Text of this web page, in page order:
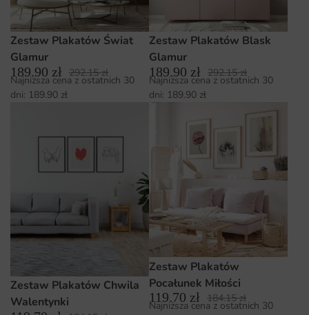
Zestaw Plakatów Świat
Glamur
189.90 zł 292.15zł
Najniższa cena z ostatnich 30
dni: 189.90 zł
Zestaw Plakatów Blask
Glamur
189.90 zł 292.15zł
Najniższa cena z ostatnich 30
dni: 189.90 zł
Zestaw Plakatów Chwila
Walentynki
Zestaw Plakatów
Pocałunek Miłości
119.70 zł 184.15zł
Najniższa cena z ostatnich 30